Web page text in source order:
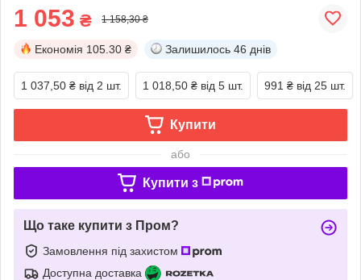
1 053 ₴ 1 158,30 ₴
Економія 105.30 ₴ Залишилось 46 днів
1 037,50 ₴ від 2 шт. 1 018,50 ₴ від 5 шт. 991 ₴ від 25 шт.
Купити
або
Купити з
Що таке купити з Пром?
Замовлення під захистом
Доступна доставка